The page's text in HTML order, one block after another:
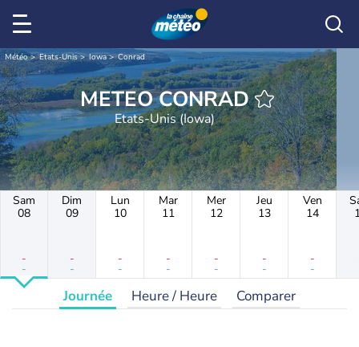
Météo Etats-Unis Iowa Conrad
METEO CONRAD
Etats-Unis (Iowa)
Sam
08
-
-
Dim
09
-
-
Lun
10
-
-
Mar
11
-
-
Mer
12
-
-
Jeu
13
-
-
Ven
14
-
-
Journée Heure / Heure Comparer